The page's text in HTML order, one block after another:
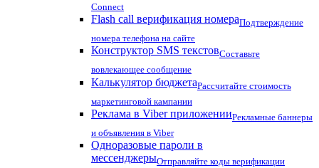
Connect
Flash call верификация номераПодтверждение
номера телефона на сайте
Конструктор SMS текстовСоставьте
вовлекающее сообщение
Калькулятор бюджетаРассчитайте стоимость
маркетинговой кампании
Реклама в Viber приложенииРекламные баннеры
и объявления в Viber
Одноразовые пароли в
мессенджерыОтправляйте коды верификации